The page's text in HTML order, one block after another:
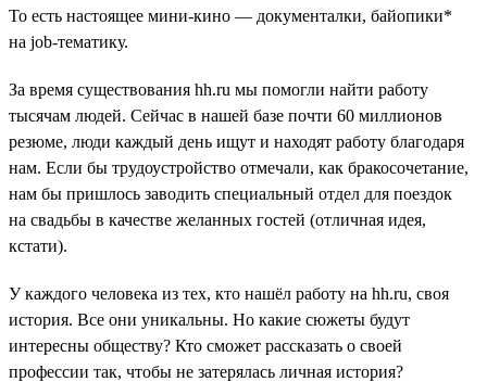
То есть настоящее мини-кино — документалки, байопики*
на job-тематику.
За время существования hh.ru мы помогли найти работу
тысячам людей. Сейчас в нашей базе почти 60 миллионов
резюме, люди каждый день ищут и находят работу благодаря
нам. Если бы трудоустройство отмечали, как бракосочетание,
нам бы пришлось заводить специальный отдел для поездок
на свадьбы в качестве желанных гостей (отличная идея,
кстати).
У каждого человека из тех, кто нашёл работу на hh.ru, своя
история. Все они уникальны. Но какие сюжеты будут
интересны обществу? Кто сможет рассказать о своей
профессии так, чтобы не затерялась личная история?